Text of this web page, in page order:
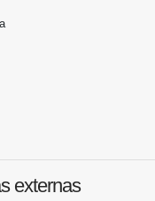
externas